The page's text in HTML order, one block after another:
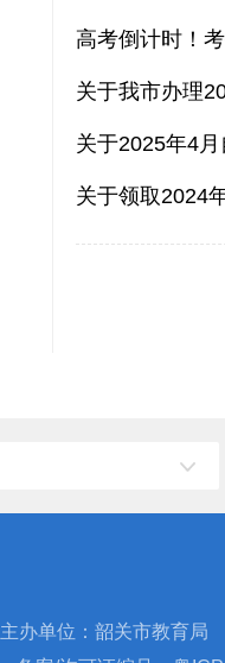
高考倒计时！
关于我市办理
关于2025年4
关于领取2024
主办单位：韶关市教育局